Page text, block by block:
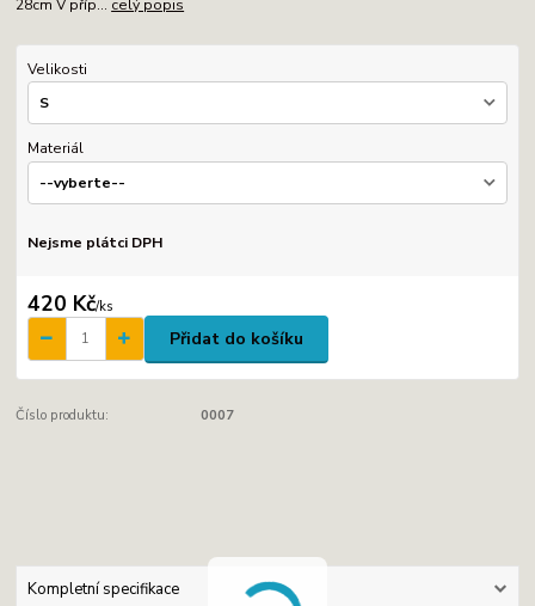
28cm V příp... celý popis
Velikosti
Materiál
Nejsme plátci DPH
420 Kč/ks
Přidat do košíku
Číslo produktu: 0007
Kompletní specifikace